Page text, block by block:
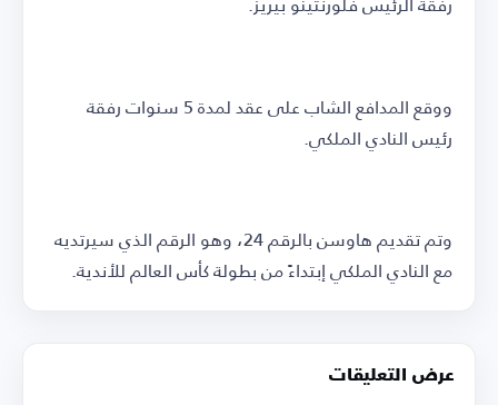
ووقع المدافع الشاب على عقد لمدة 5 سنوات رفقة
رئيس النادي الملكي.
وتم تقديم هاوسن بالرقم 24، وهو الرقم الذي سيرتديه
مع النادي الملكي إبتداءً من بطولة كأس العالم للأندية.
عرض التعليقات